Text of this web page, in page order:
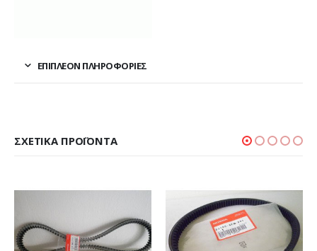
ΕΠΙΠΛΈΟΝ ΠΛΗΡΟΦΟΡΊΕΣ
ΣΧΕΤΙΚΆ ΠΡΟΪΌΝΤΑ